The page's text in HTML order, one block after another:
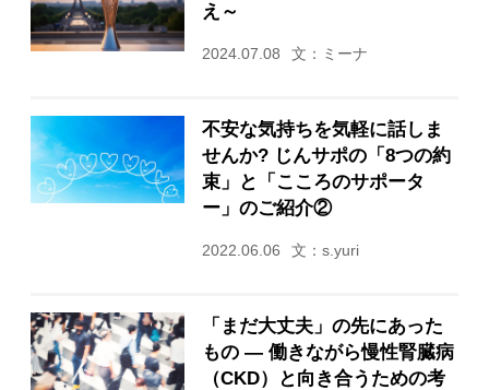
え～
2024.07.08 文：ミーナ
不安な気持ちを気軽に話しま
せんか? じんサポの「8つの約
束」と「こころのサポータ
ー」のご紹介②
2022.06.06 文：s.yuri
「まだ大丈夫」の先にあった
もの ― 働きながら慢性腎臓病
（CKD）と向き合うための考